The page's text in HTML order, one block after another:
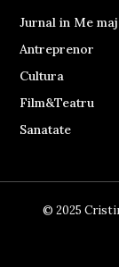
Jurnal in Me
Antreprenor
Cultura
Film&Teatru
Sanatate
© 2025